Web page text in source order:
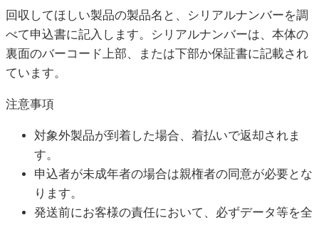
回収してほしい製品の製品名と、シリアルナンバーを調
べて申込書に記入します。シリアルナンバーは、本体の
裏面のバーコード上部、または下部か保証書に記載され
ています。
注意事項
対象外製品が到着した場合、着払いで返却されま
す。
申込者が未成年者の場合は親権者の同意が必要とな
ります。
発送前にお客様の責任において、必ずデータ等を全